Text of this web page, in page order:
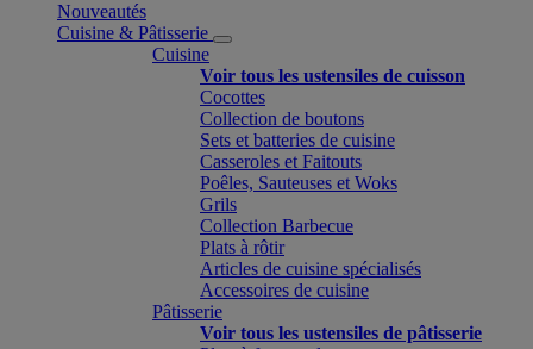
Nouveautés
Cuisine & Pâtisserie
Cuisine
Voir tous les ustensiles de cuisson
Cocottes
Collection de boutons
Sets et batteries de cuisine
Casseroles et Faitouts
Poêles, Sauteuses et Woks
Grils
Collection Barbecue
Plats à rôtir
Articles de cuisine spécialisés
Accessoires de cuisine
Pâtisserie
Voir tous les ustensiles de pâtisserie